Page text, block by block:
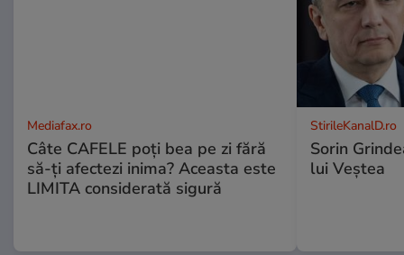
Mediafax.ro
Câte CAFELE poți bea pe zi fără
să-ți afectezi inima? Aceasta este
LIMITA considerată sigură
StirileKanalD.ro
Sorin
lui Veștea